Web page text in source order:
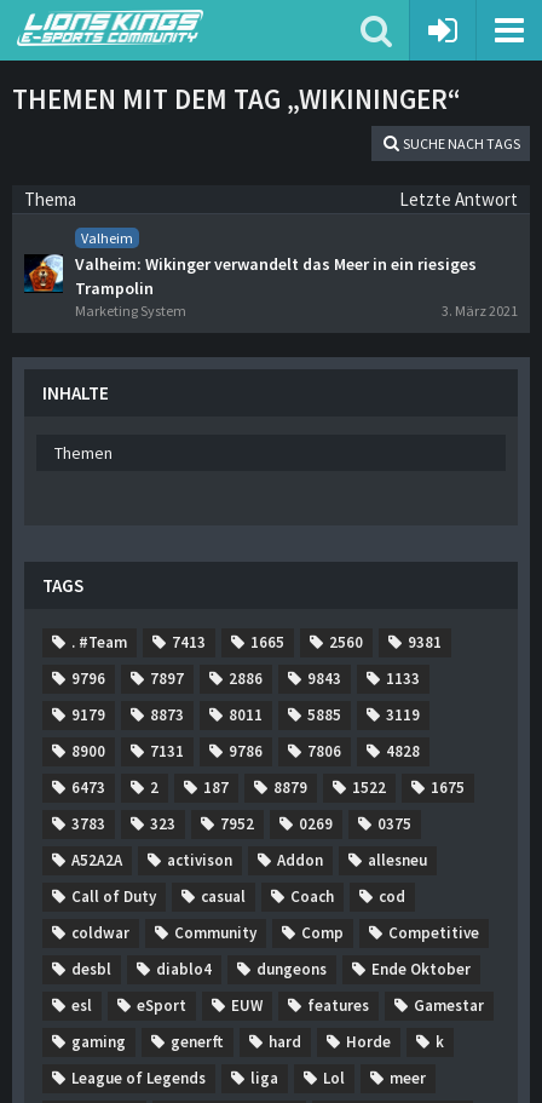
THEMEN MIT DEM TAG „WIKININGER“
SUCHE NACH TAGS
Thema Letzte Antwort
Valheim
Valheim: Wikinger verwandelt das Meer in ein riesiges
Trampolin
Marketing System 3. März 2021
INHALTE
Themen
TAGS
. #Team 7413 1665 2560
9381
9796
7897 2886 9843
1133
9179
8873 8011 5885
3119
8900
7131 9786 7806
4828
6473
2 187 8879 1522
1675
3783
323 7952 0269
0375
A52A2A
activison Addon
allesneu
Call of Duty
casual Coach
cod
coldwar
Community Comp
Competitive
desbl
diablo4 dungeons
Ende Oktober
esl
eSport EUW features
Gamestar
gaming
generft hard Horde
k
League of Legends
liga Lol
meer